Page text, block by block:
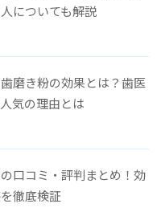
についても解説
磨き粉の効果とは？歯医
気の理由とは
口コミ・評判まとめ！効
徹底検証